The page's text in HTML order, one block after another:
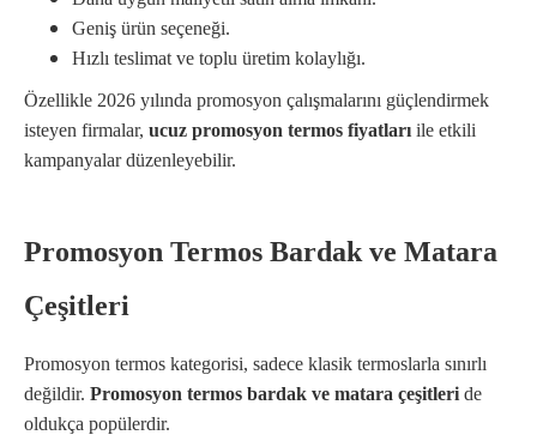
Geniş ürün seçeneği.
Hızlı teslimat ve toplu üretim kolaylığı.
Özellikle 2026 yılında promosyon çalışmalarını güçlendirmek
isteyen firmalar, ucuz promosyon termos fiyatları ile etkili
kampanyalar düzenleyebilir.
Promosyon Termos Bardak ve Matara
Çeşitleri
Promosyon termos kategorisi, sadece klasik termoslarla sınırlı
değildir. Promosyon termos bardak ve matara çeşitleri de
oldukça popülerdir.